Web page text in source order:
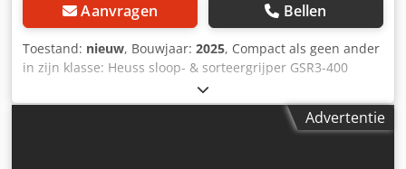
Aanvragen Bellen
Toestand: nieuw, Bouwjaar: 2025, Compact als geen ander
in zijn klasse: Heuss sloop- & sorteergrijper GSR3-400
Geschikt voor 3 ton graafmachine Opbouw (CW05, MS01
etc.) inclusief in prijs. Geïntegreerde
draaikrans/hydromotor rotator. Geheel vervaardigd uit
Advertentie